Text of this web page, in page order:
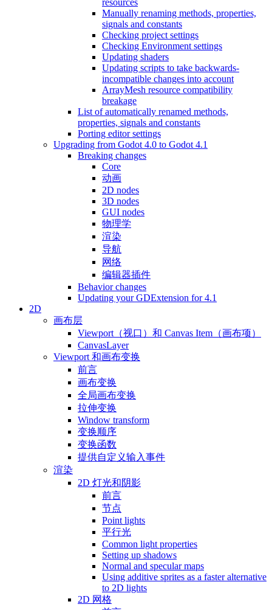
resources
Manually renaming methods, properties,
signals and constants
Checking project settings
Checking Environment settings
Updating shaders
Updating scripts to take backwards-
incompatible changes into account
ArrayMesh resource compatibility
breakage
List of automatically renamed methods,
properties, signals and constants
Porting editor settings
Upgrading from Godot 4.0 to Godot 4.1
Breaking changes
Core
动画
2D nodes
3D nodes
GUI nodes
物理学
渲染
导航
网络
编辑器插件
Behavior changes
Updating your GDExtension for 4.1
2D
画布层
Viewport（视口）和 Canvas Item（画布项）
CanvasLayer
Viewport 和画布变换
前言
画布变换
全局画布变换
拉伸变换
Window transform
变换顺序
变换函数
提供自定义输入事件
渲染
2D 灯光和阴影
前言
节点
Point lights
平行光
Common light properties
Setting up shadows
Normal and specular maps
Using additive sprites as a faster alternative
to 2D lights
2D 网格